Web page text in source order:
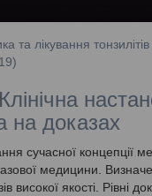
та лікування
на доказах
сучасної концепції
медицини.
високої якості. Рівні